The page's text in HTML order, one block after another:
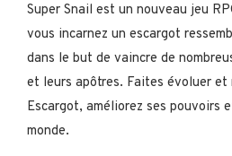
Super Snail est un nouveau jeu
vous incarnez un escargot
dans le but de vaincre de
et leurs apôtres. Faites évoluer et
Escargot, améliorez ses pouvoirs
monde.